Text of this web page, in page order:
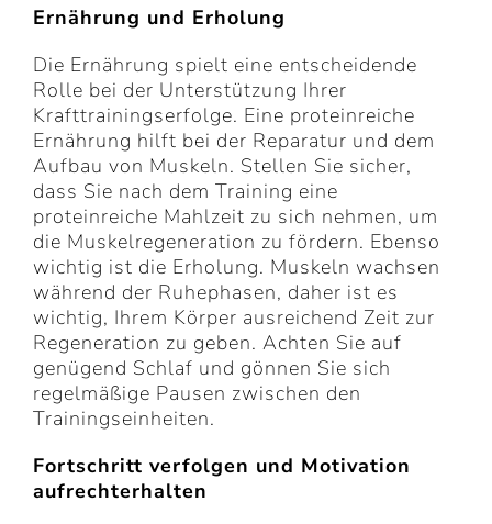
Ernährung und Erholung
Die Ernährung spielt eine entscheidende
Rolle bei der Unterstützung Ihrer
Krafttrainingserfolge. Eine proteinreiche
Ernährung hilft bei der Reparatur und dem
Aufbau von Muskeln. Stellen Sie sicher,
dass Sie nach dem Training eine
proteinreiche Mahlzeit zu sich nehmen, um
die Muskelregeneration zu fördern. Ebenso
wichtig ist die Erholung. Muskeln wachsen
während der Ruhephasen, daher ist es
wichtig, Ihrem Körper ausreichend Zeit zur
Regeneration zu geben. Achten Sie auf
genügend Schlaf und gönnen Sie sich
regelmäßige Pausen zwischen den
Trainingseinheiten.
Fortschritt verfolgen und Motivation
aufrechterhalten